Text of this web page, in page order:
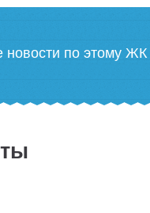
новости по этому ЖК